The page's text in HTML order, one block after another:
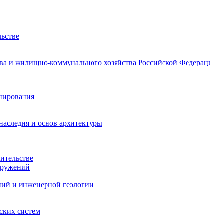
и жилищно-коммунального хозяйства Российской
и основ архитектуры
и инженерной геологии
систем